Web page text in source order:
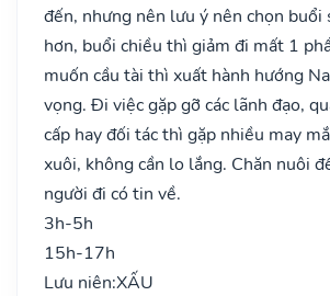
đến, nhưng nên lưu ý nên chọn
hơn, buổi chiều thì giảm đi mất 1
muốn cầu tài thì xuất hành hướng
vọng. Đi việc gặp gỡ các lãnh đạo,
cấp hay đối tác thì gặp nhiều may
xuôi, không cần lo lắng. Chăn nuôi
người đi có tin về.
3h-5h
15h-17h
Lưu niên:XẤU